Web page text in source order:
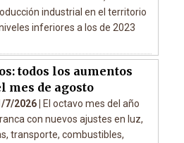
industrial en el territorio
inferiores a los de 2023
todos los aumentos
mes de agosto
7/2026 |
El octavo mes del año
con nuevos ajustes en luz,
transporte, combustibles,